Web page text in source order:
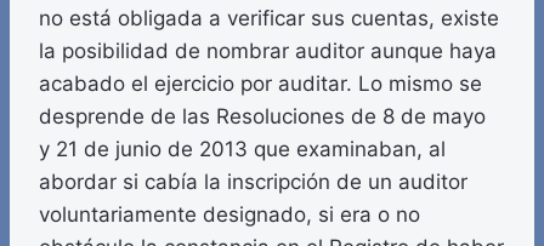
no está obligada a verificar sus cuentas, existe
la posibilidad de nombrar auditor aunque haya
acabado el ejercicio por auditar. Lo mismo se
desprende de las Resoluciones de 8 de mayo
y 21 de junio de 2013 que examinaban, al
abordar si cabía la inscripción de un auditor
voluntariamente designado, si era o no